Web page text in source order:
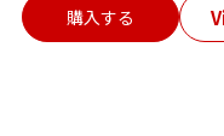
購入する